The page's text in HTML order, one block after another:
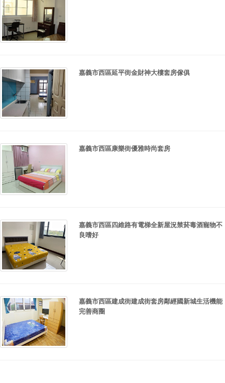
嘉義市西區延平街金財神大樓套房傢俱
嘉義市西區康樂街優雅時尚套房
嘉義市西區四維路有電梯全新屋況禁菸毒酒寵物不
良嗜好
嘉義市西區建成街建成街套房鄰經國新城生活機能
完善商圈